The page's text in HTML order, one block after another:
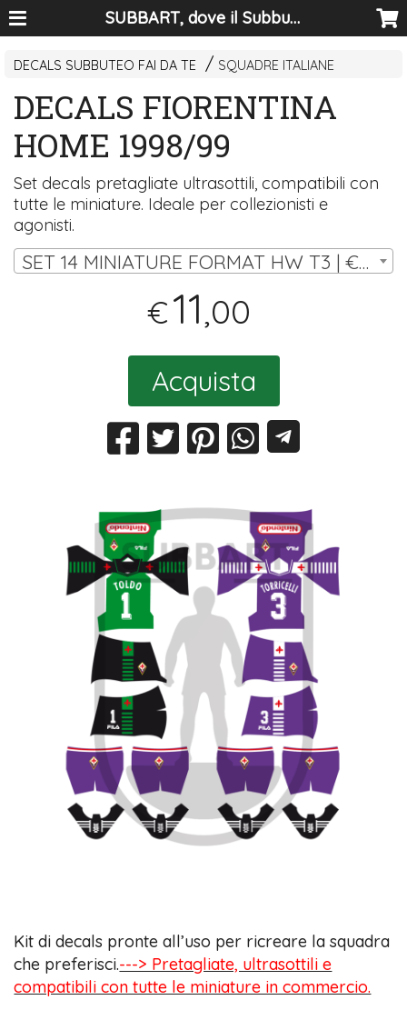
SUBBART, dove il Subbuteo diventa arte
DECALS SUBBUTEO FAI DA TE SQUADRE ITALIANE
DECALS FIORENTINA
HOME 1998/99
Set decals pretagliate ultrasottili, compatibili con
tutte le miniature. Ideale per collezionisti e
agonisti.
SET 14 MINIATURE FORMAT HW T3 | € 11,00
€11,00
Acquista
Kit di decals pronte all’uso per ricreare la squadra
che preferisci.---> Pretagliate, ultrasottili e
compatibili con tutte le miniature in commercio.